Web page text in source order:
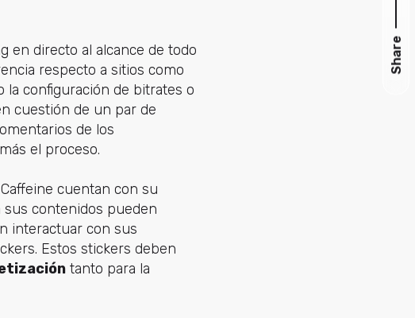
en directo al alcance de todo
respecto a sitios como
configuración de bitrates o
cuestión de un par de
de los
el proceso.
cuentan con su
contenidos pueden
interactuar con sus
Estos stickers deben
tanto para la
Share